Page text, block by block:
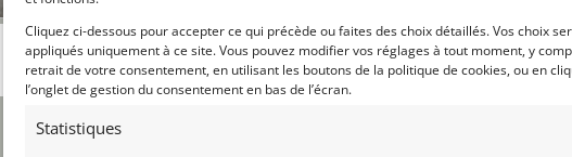
Cliquez ci-dessous pour accepter ce qui précède ou faites des choix détaillés. Vos choix
appliqués uniquement à ce site. Vous pouvez modifier vos réglages à tout moment, y
retrait de votre consentement, en utilisant les boutons de la politique de cookies, ou en
l’onglet de gestion du consentement en bas de l’écran.
Statistiques
FORD GT40 MK1 (1965)
(GERMANY)
29 octobre 2025
2 082 vues
idéale pour gagner les 6 heures de
JAGUAR SEMI LIGHTWEIGHT S 1.5
[VENDU]
MONACO (MONACO)